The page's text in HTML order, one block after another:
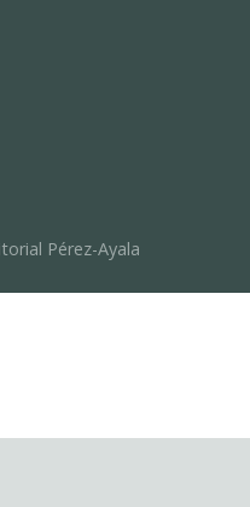
Pérez-Ayala